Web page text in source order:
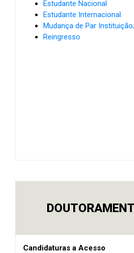
Estudante Nacional
Estudante Internacional
Mudança de Par
Reingresso
Candidaturas a Acesso